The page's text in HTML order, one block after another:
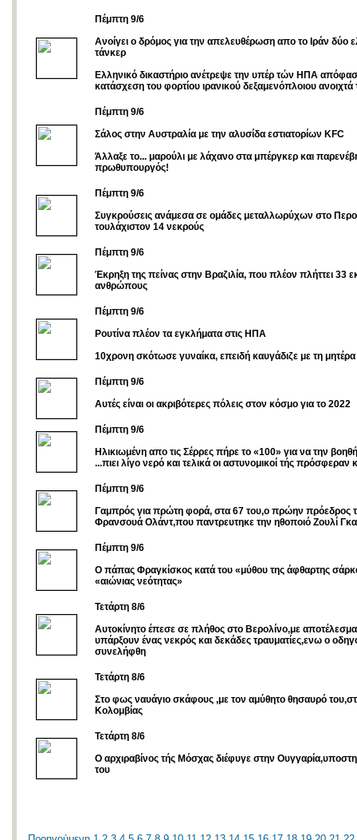
Πέμπτη 9/6
Ανοίγει ο δρόμος για την απελευθέρωση απο το Ιράν δύο
τάνκερ
Ελληνικό δικαστήριο ανέτρεψε την υπέρ τών ΗΠΑ
κατάσχεση του φορτίου ιρανικού δεξαμενόπλοιου ανοιχτά
Πέμπτη 9/6
Σάλος στην Αυστραλία με την αλυσίδα εστιατορίων KFC
Άλλαξε το... μαρούλι με λάχανο στα μπέργκερ και
πρωθυπουργός!
Πέμπτη 9/6
Συγκρούσεις ανάμεσα σε ομάδες μεταλλωρύχων στο
τουλάχιστον 14 νεκρούς
Πέμπτη 9/6
Έκρηξη της πείνας στην Βραζιλία, που πλέον πλήττει 33
ανθρώπους
Πέμπτη 9/6
Ρουτίνα πλέον τα εγκλήματα στις ΗΠΑ
10χρονη σκότωσε γυναίκα, επειδή καυγάδιζε με τη μητέρα
Πέμπτη 9/6
Αυτές είναι οι ακριβότερες πόλεις στον κόσμο για το 2022
Πέμπτη 9/6
Ηλικιωμένη απο τις Σέρρες πήρε το «100» για να την
...πιει λίγο νερό και τελικά οι αστυνομικοί τής
Πέμπτη 9/6
Γαμπρός για πρώτη φορά, στα 67 του,o πρώην πρόεδρος
Φρανσουά Ολάντ,που παντρευτηκε την ηθοποιό Ζουλί
Πέμπτη 9/6
Ο πάπας Φραγκίσκος κατά του «μύθου της άφθαρτης
«αιώνιας νεότητας»
Τετάρτη 8/6
Αυτοκίνητο έπεσε σε πλήθος στο Βερολίνο,με
υπάρξουν ένας νεκρός και δεκάδες τραυματίες,ενω ο
συνελήφθη
Τετάρτη 8/6
Στο φως ναυάγιο σκάφους ,με τον αμύθητο θησαυρό
Κολομβίας
Τετάρτη 8/6
Ο αρχιραβίνος τής Μόσχας διέφυγε στην
του